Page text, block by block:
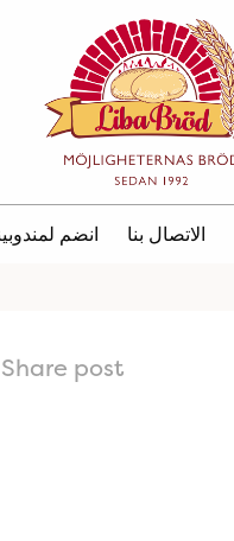
الاتصال بنا انضم
Share post